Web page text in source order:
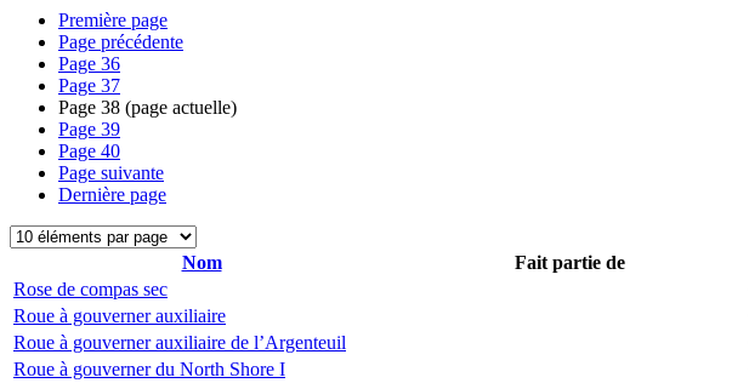
Première page
Page précédente
Page 36
Page 37
Page 38 (page actuelle)
Page 39
Page 40
Page suivante
Dernière page
Nom Fait partie de
Rose de compas sec
Roue à gouverner auxiliaire
Roue à gouverner auxiliaire de l’Argenteuil
Roue à gouverner du North Shore I